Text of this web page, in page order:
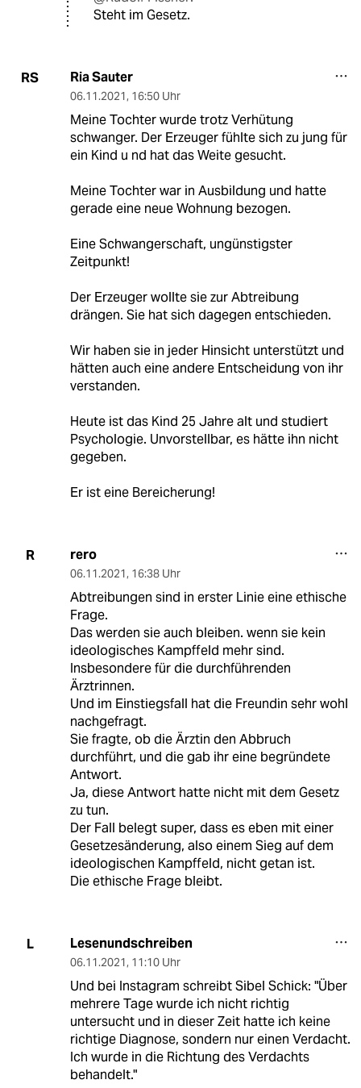
Steht im Gesetz.
RS Ria Sauter
06.11.2021, 16:50 Uhr
Meine Tochter wurde trotz Verhütung
schwanger. Der Erzeuger fühlte sich zu jung für
ein Kind u nd hat das Weite gesucht.
Meine Tochter war in Ausbildung und hatte
gerade eine neue Wohnung bezogen.
Eine Schwangerschaft, ungünstigster
Zeitpunkt!
Der Erzeuger wollte sie zur Abtreibung
drängen. Sie hat sich dagegen entschieden.
Wir haben sie in jeder Hinsicht unterstützt und
hätten auch eine andere Entscheidung von ihr
verstanden.
Heute ist das Kind 25 Jahre alt und studiert
Psychologie. Unvorstellbar, es hätte ihn nicht
gegeben.
Er ist eine Bereicherung!
R rero
06.11.2021, 16:38 Uhr
Abtreibungen sind in erster Linie eine ethische
Frage.
Das werden sie auch bleiben. wenn sie kein
ideologisches Kampffeld mehr sind.
Insbesondere für die durchführenden
Ärztrinnen.
Und im Einstiegsfall hat die Freundin sehr wohl
nachgefragt.
Sie fragte, ob die Ärztin den Abbruch
durchführt, und die gab ihr eine begründete
Antwort.
Ja, diese Antwort hatte nicht mit dem Gesetz
zu tun.
Der Fall belegt super, dass es eben mit einer
Gesetzesänderung, also einem Sieg auf dem
ideologischen Kampffeld, nicht getan ist.
Die ethische Frage bleibt.
L Lesenundschreiben
06.11.2021, 11:10 Uhr
Und bei Instagram schreibt Sibel Schick: "Über
mehrere Tage wurde ich nicht richtig
untersucht und in dieser Zeit hatte ich keine
richtige Diagnose, sondern nur einen Verdacht.
Ich wurde in die Richtung des Verdachts
behandelt."